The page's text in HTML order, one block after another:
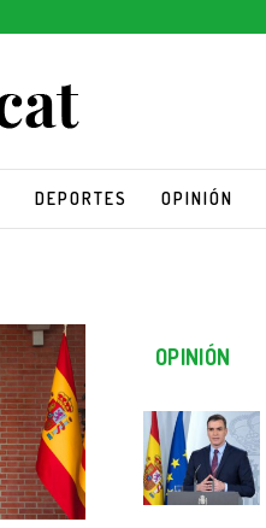
DEPORTES OPINIÓN
OPINIÓN